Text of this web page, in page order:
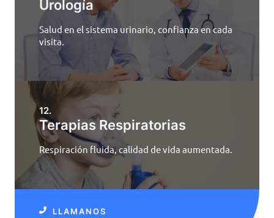
Urología
Salud en el sistema urinario, confianza en cada
visita.
12.
Terapias Respiratorias
Respiración fluida, calidad de vida aumentada.
LLAMANOS